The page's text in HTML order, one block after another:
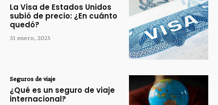
La Visa de Estados Unidos
subió de precio: ¿En cuánto
quedó?
31 enero, 2025
Seguros de viaje
¿Qué es un seguro de viaje
internacional?